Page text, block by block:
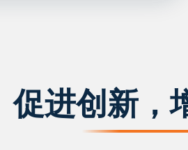
促进创新，